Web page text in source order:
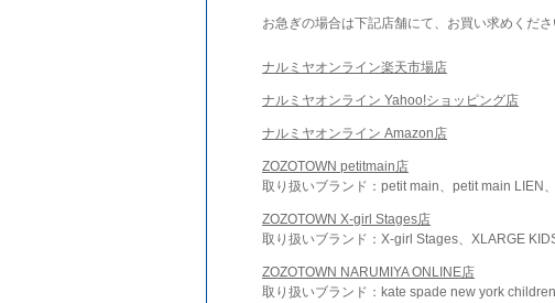
お急ぎの場合は下記店舗にて、お買い求めくださ
ナルミヤオンライン楽天市場店
ナルミヤオンライン Yahoo!ショッピング店
ナルミヤオンライン Amazon店
ZOZOTOWN petitmain店
取り扱いブランド：petit main、petit main LIEN
ZOZOTOWN X-girl Stages店
取り扱いブランド：X-girl Stages、XLARGE
ZOZOTOWN NARUMIYA ONLINE店
取り扱いブランド：kate spade new york